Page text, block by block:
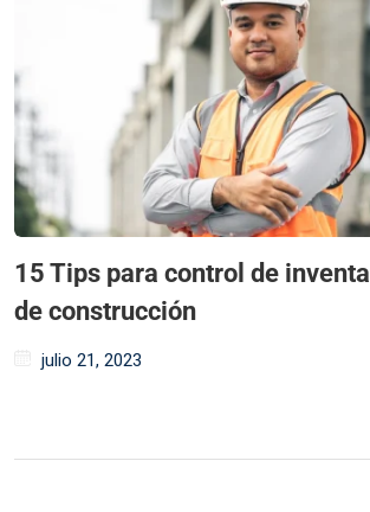
15 Tips para control de
de construcción
julio 21, 2023